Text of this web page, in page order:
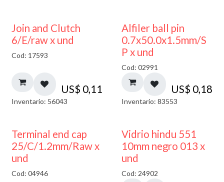
Join and Clutch
6/E/raw x und
Cod: 17593
US$ 0,11
Inventario: 56043
Alfiler ball pin
0.7x50.0x1.5mm/S
P x und
Cod: 02991
US$ 0,18
Inventario: 83553
Terminal end cap
25/C/1.2mm/Raw x
und
Cod: 04946 40% DESCUENTO
Vidrio hindu 551
10mm negro 013 x
und
Cod: 24902